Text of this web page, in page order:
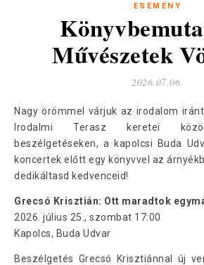
ESEMÉNY
Művészetek
2026.07.06.
Nagy örömmel várjuk az irodalom iránt érdeklődőket a Líra
Irodalmi Terasz keretei
beszélgetéseken, a kapolcsi Buda
koncertek előtt egy könyvvel az
dedikáltasd kedvenceid!
Grecsó Krisztián: Ott maradtok
2026. július 25., szombat 17:00
Kapolcs, Buda Udvar
Beszélgetés Grecsó Krisztiánnal új